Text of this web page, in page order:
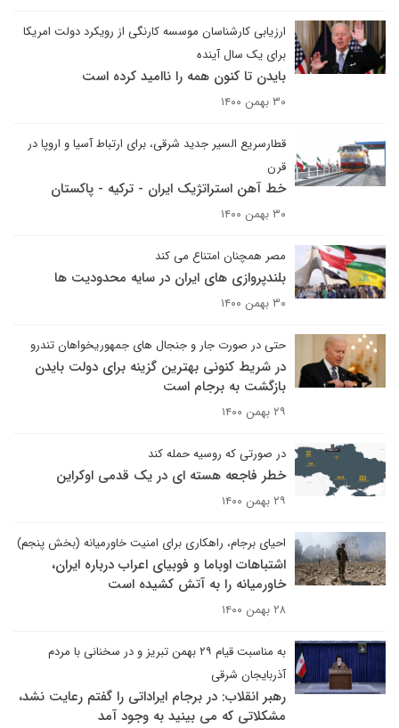
ارزیابی کارشناسان موسسه کارنگی از رویکرد دولت امریکا
برای یک سال آینده
بایدن تا کنون همه را ناامید کرده است
۳۰ بهمن ۱۴۰۰
قطارسریع السیر جدید شرقی، برای ارتباط آسیا و اروپا در
قرن
خط آهن استراتژیک ایران - ترکیه - پاکستان
۳۰ بهمن ۱۴۰۰
مصر همچنان امتناع می کند
بلندپروازی های ایران در سایه محدودیت ها
۳۰ بهمن ۱۴۰۰
حتی در صورت جار و جنجال های جمهوریخواهان تندرو
در شریط کنونی بهترین گزینه برای دولت بایدن
بازگشت به برجام است
۲۹ بهمن ۱۴۰۰
در صورتی که روسیه حمله کند
خطر فاجعه هسته ای در یک قدمی اوکراین
۲۹ بهمن ۱۴۰۰
احیای برجام، راهکاری برای امنیت خاورمیانه (بخش پنجم)
اشتباهات اوباما و فوبیای اعراب درباره ایران،
خاورمیانه را به آتش کشیده است
۲۸ بهمن ۱۴۰۰
به مناسبت قیام ۲۹ بهمن تبریز و در سخنانی با مردم
آذربایجان شرقی
رهبر انقلاب: در برجام ایراداتی را گفتم رعایت نشد،
مشکلاتی که می بینید به وجود آمد